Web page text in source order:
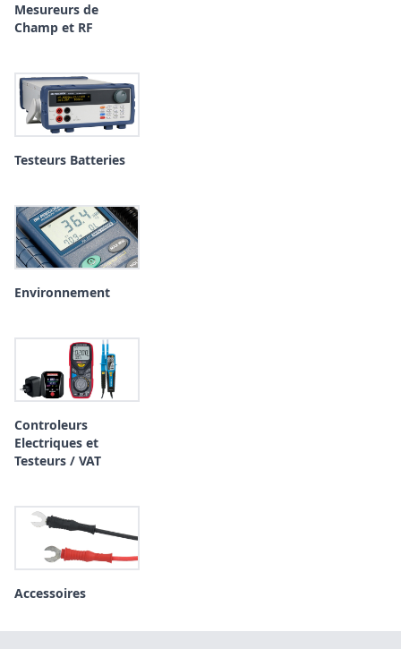
Mesureurs de
Champ et RF
Testeurs Batteries
Environnement
Controleurs
Electriques et
Testeurs / VAT
Accessoires